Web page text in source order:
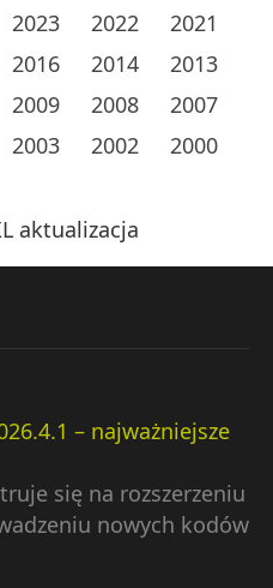
2023 2022
2021
2016 2014
2013
2009 2008
2007
2003 2002 2000
aktualizacja
– najważniejsze
się na rozszerzeniu
nowych kodów